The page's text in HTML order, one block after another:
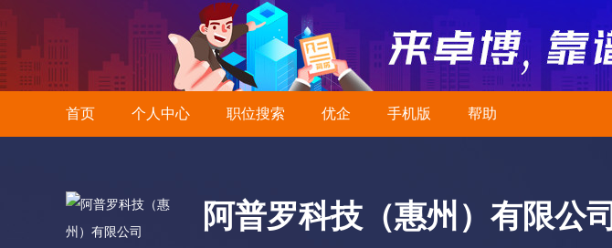
首页 个人中心 职位搜索 优企 手机版 帮助
阿普罗科技（惠州）有限公司